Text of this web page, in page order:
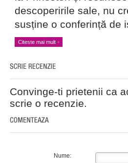
descoperirile sale, nu
susține o conferință de
Citeste mai mult
Convinge-ti prietenii ca
scrie o recenzie.
Nume: